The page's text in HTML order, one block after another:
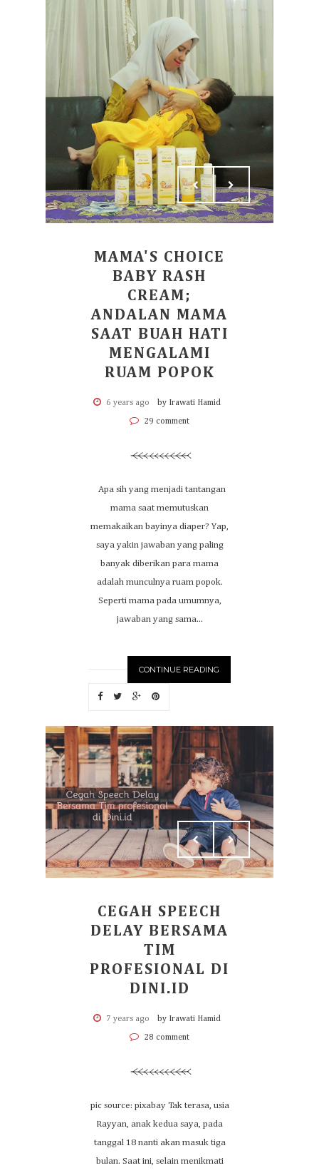
MAMA'S CHOICE
BABY RASH
CREAM;
ANDALAN MAMA
SAAT BUAH HATI
MENGALAMI
RUAM POPOK
6 years ago by Irawati Hamid
29 comment
Apa sih yang menjadi tantangan
mama saat memutuskan
memakaikan bayinya diaper? Yap,
saya yakin jawaban yang paling
banyak diberikan para mama
adalah munculnya ruam popok.
Seperti mama pada umumnya,
jawaban yang sama...
CONTINUE READING
CEGAH SPEECH
DELAY BERSAMA
TIM
PROFESIONAL DI
DINI.ID
7 years ago by Irawati Hamid
28 comment
pic source: pixabay Tak terasa, usia
Rayyan, anak kedua saya, pada
tanggal 18 nanti akan masuk tiga
bulan. Saat ini, selain menikmati